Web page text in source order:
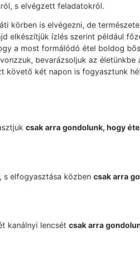
s elvégzett feladatokról.
körben is elvégezni, de
elkészítjük ízlés szerint például
a most formálódó étel boldog
bevarázsoljuk az életünkbe
követő két napon is fogyasztunk
csak arra gondolunk, hogy
s elfogyasztása közben csak arra
kanálnyi lencsét csak arra